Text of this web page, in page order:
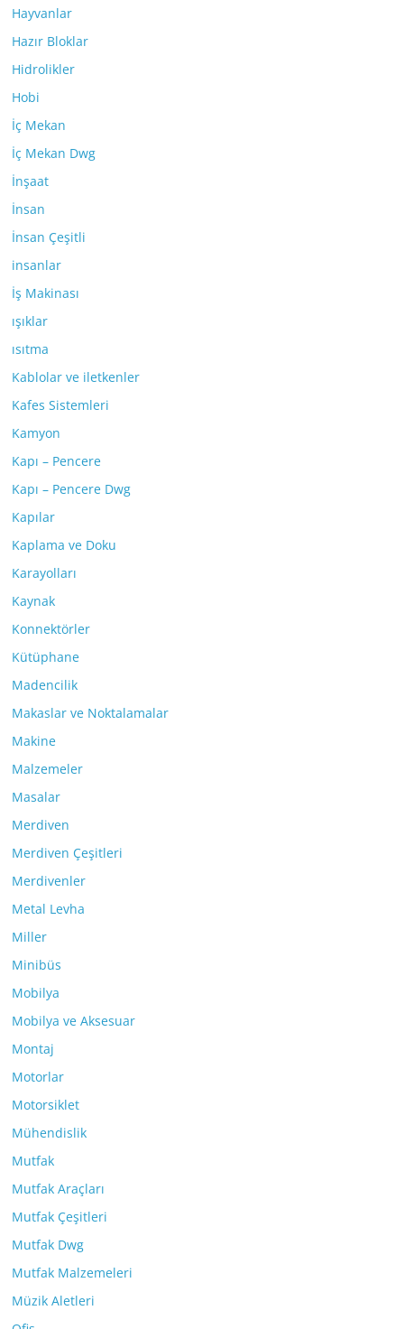
Hayvanlar
Hazır Bloklar
Hidrolikler
Hobi
İç Mekan
İç Mekan Dwg
İnşaat
İnsan
İnsan Çeşitli
insanlar
İş Makinası
ışıklar
ısıtma
Kablolar ve iletkenler
Kafes Sistemleri
Kamyon
Kapı – Pencere
Kapı – Pencere Dwg
Kapılar
Kaplama ve Doku
Karayolları
Kaynak
Konnektörler
Kütüphane
Madencilik
Makaslar ve Noktalamalar
Makine
Malzemeler
Masalar
Merdiven
Merdiven Çeşitleri
Merdivenler
Metal Levha
Miller
Minibüs
Mobilya
Mobilya ve Aksesuar
Montaj
Motorlar
Motorsiklet
Mühendislik
Mutfak
Mutfak Araçları
Mutfak Çeşitleri
Mutfak Dwg
Mutfak Malzemeleri
Müzik Aletleri